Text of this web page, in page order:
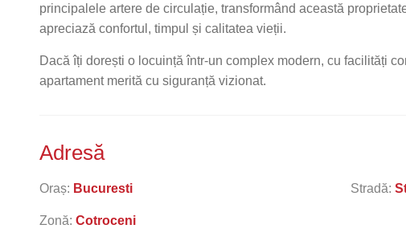
principalele artere de circulație, transformând această
apreciază confortul, timpul și calitatea vieții.
Dacă îți dorești o locuință într-un complex modern, cu facilități
apartament merită cu siguranță vizionat.
Adresă
Oraș: Bucuresti Stradă:
Zonă: Cotroceni